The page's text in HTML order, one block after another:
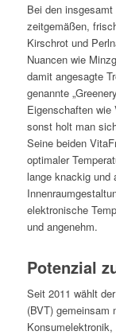
Bei den
zeitgemäßen,
Kirschrot und
Nuancen wie
damit angesagte
genannte
Eigenschaften
sonst holt man
Seine beiden
optimaler
lange knackig und
elektronische
und angenehm.
Potenzial
Seit 2011 wählt
(BVT) gemeinsam